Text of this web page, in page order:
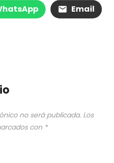
Email
no será publicada. Los
con *